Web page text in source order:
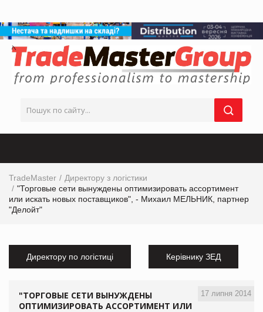
TradeMaster
Директору з логістики
"Торговые сети вынуждены оптимизировать ассортимент
или искать новых поставщиков", - Михаил МЕЛЬНИК, партнер
"Делойт"
Директору по логістиці Керівнику ЗЕД
17 липня 2014
"ТОРГОВЫЕ СЕТИ ВЫНУЖДЕНЫ
ОПТИМИЗИРОВАТЬ АССОРТИМЕНТ ИЛИ